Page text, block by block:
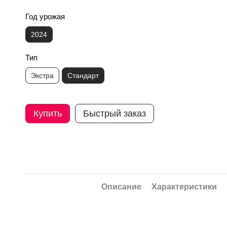
Год урожая
2024
Тип
Экстра Стандарт
Купить Быстрый заказ
Описание Характеристики